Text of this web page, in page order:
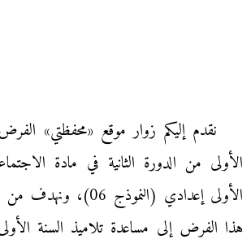
نقدم إليكم زوار موقع «محفظتي»
الأولى من الدورة الثانية في مادة
الأولى إعدادي (النموذج
هذا الفرض إلى مساعدة تلاميذ السنة